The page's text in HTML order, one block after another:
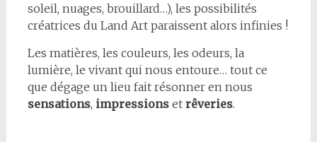
soleil, nuages, brouillard…), les possibilités
créatrices du Land Art paraissent alors infinies !
Les matières, les couleurs, les odeurs, la
lumière, le vivant qui nous entoure… tout ce
que dégage un lieu fait résonner en nous
sensations, impressionset rêveries.